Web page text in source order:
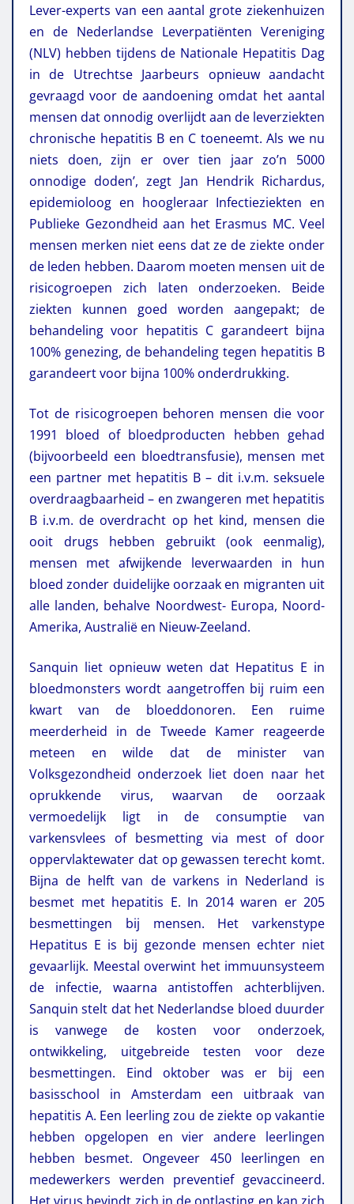
Lever-experts van een aantal grote ziekenhuizen
en de Nederlandse Leverpatiënten Vereniging
(NLV) hebben tijdens de Nationale Hepatitis Dag
in de Utrechtse Jaarbeurs opnieuw aandacht
gevraagd voor de aandoening omdat het aantal
mensen dat onnodig overlijdt aan de leverziekten
chronische hepatitis B en C toeneemt. Als we nu
niets doen, zijn er over tien jaar zo’n 5000
onnodige doden’, zegt Jan Hendrik Richardus,
epidemioloog en hoogleraar Infectieziekten en
Publieke Gezondheid aan het Erasmus MC. Veel
mensen merken niet eens dat ze de ziekte onder
de leden hebben. Daarom moeten mensen uit de
risicogroepen zich laten onderzoeken. Beide
ziekten kunnen goed worden aangepakt; de
behandeling voor hepatitis C garandeert bijna
100% genezing, de behandeling tegen hepatitis B
garandeert voor bijna 100% onderdrukking.
Tot de risicogroepen behoren mensen die voor
1991 bloed of bloedproducten hebben gehad
(bijvoorbeeld een bloedtransfusie), mensen met
een partner met hepatitis B – dit i.v.m. seksuele
overdraagbaarheid – en zwangeren met hepatitis
B i.v.m. de overdracht op het kind, mensen die
ooit drugs hebben gebruikt (ook eenmalig),
mensen met afwijkende leverwaarden in hun
bloed zonder duidelijke oorzaak en migranten uit
alle landen, behalve Noordwest- Europa, Noord-
Amerika, Australië en Nieuw-Zeeland.
Sanquin liet opnieuw weten dat Hepatitus E in
bloedmonsters wordt aangetroffen bij ruim een
kwart van de bloeddonoren. Een ruime
meerderheid in de Tweede Kamer reageerde
meteen en wilde dat de minister van
Volksgezondheid onderzoek liet doen naar het
oprukkende virus, waarvan de oorzaak
vermoedelijk ligt in de consumptie van
varkensvlees of besmetting via mest of door
oppervlaktewater dat op gewassen terecht komt.
Bijna de helft van de varkens in Nederland is
besmet met hepatitis E. In 2014 waren er 205
besmettingen bij mensen. Het varkenstype
Hepatitus E is bij gezonde mensen echter niet
gevaarlijk. Meestal overwint het immuunsysteem
de infectie, waarna antistoffen achterblijven.
Sanquin stelt dat het Nederlandse bloed duurder
is vanwege de kosten voor onderzoek,
ontwikkeling, uitgebreide testen voor deze
besmettingen. Eind oktober was er bij een
basisschool in Amsterdam een uitbraak van
hepatitis A. Een leerling zou de ziekte op vakantie
hebben opgelopen en vier andere leerlingen
hebben besmet. Ongeveer 450 leerlingen en
medewerkers werden preventief gevaccineerd.